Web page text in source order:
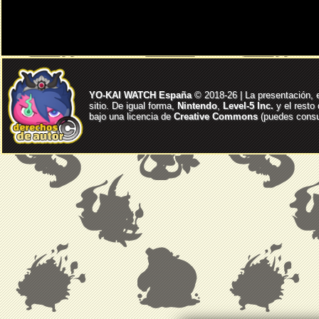
YO-KAI WATCH España© 2018-26 | La presentación,
sitio. De igual forma, Nintendo, Level-5 Inc. y el resto
bajo una licencia deCreative Commons(puedes